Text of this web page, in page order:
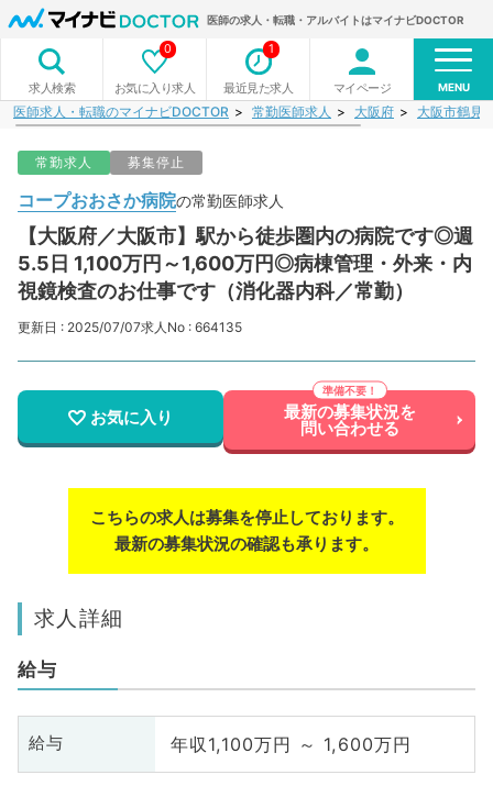
医師の求人・転職・アルバイトはマイナビDOCTOR
求人検索 お気に入り求人
0
最近見た求人
1
マイページ MENU
医師求人・転職のマイナビDOCTOR 常勤医師求人 大阪府 大阪市鶴見
常勤求人 募集停止
コープおおさか病院の常勤医師求人
【大阪府／大阪市】駅から徒歩圏内の病院です◎週
5.5日 1,100万円～1,600万円◎病棟管理・外来・内
視鏡検査のお仕事です（消化器内科／常勤）
更新日 : 2025/07/07求人No : 664135
お気に入り 最新の募集状況を
問い合わせる
こちらの求人は募集を停止しております。
最新の募集状況の確認も承ります。
求人詳細
給与
給与 年収1,100万円 ～ 1,600万円